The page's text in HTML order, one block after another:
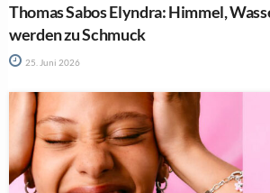
Thomas Sabos Elyndra: Himmel,
werden zu Schmuck
25. Juni 2026